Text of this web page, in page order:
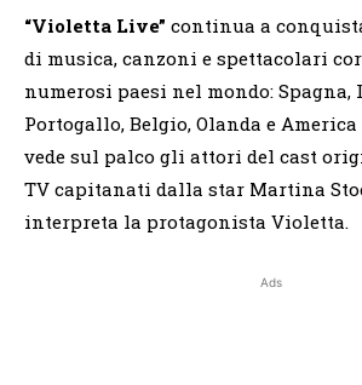
“Violetta Live” continua a
di musica, canzoni e spettacolari
numerosi paesi nel mondo:
Portogallo, Belgio, Olanda e
vede sul palco gli attori del cast
TV capitanati dalla star Martina
interpreta la protagonista Violetta.
Ads